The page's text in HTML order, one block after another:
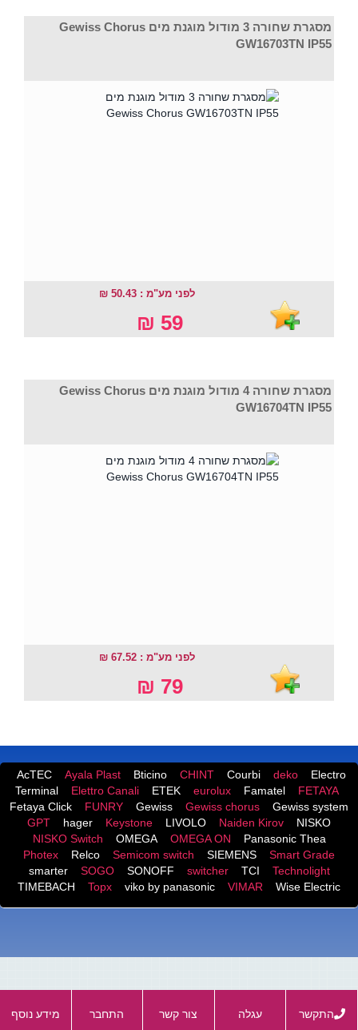
מסגרת שחורה 3 מודול מוגנת מים Gewiss Chorus
GW16703TN IP55
לפני מע"מ : 50.43 ₪
59 ₪
מסגרת שחורה 4 מודול מוגנת מים Gewiss Chorus
GW16704TN IP55
לפני מע"מ : 67.52 ₪
79 ₪
AcTEC Ayala Plast Bticino CHINT Courbi deko
Electro
Terminal
Elettro Canali ETEK eurolux Famatel
FETAYA
Fetaya Click
FUNRY Gewiss Gewiss chorus
Gewiss system
GPT
hager Keystone LIVOLO Naiden Kirov
NISKO
NISKO Switch
OMEGA OMEGA ON
Panasonic Thea
Photex
Relco Semicom switch SIEMENS
Smart Grade
smarter
SOGO SONOFF switcher TCI
Technolight
TIMEBACH
Topx viko by panasonic VIMAR Wise Electric
מידע נוסף התחבר צור קשר עגלה התקשר